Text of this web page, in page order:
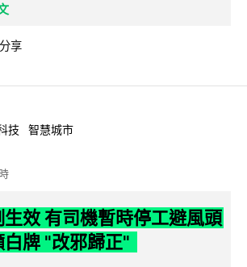
分享
技 智慧城市
效 有司機暫時停工避風頭
白牌 "改邪歸正"